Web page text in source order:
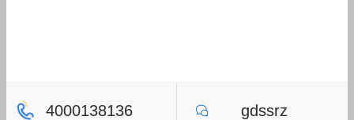
4000138136 gdssrz